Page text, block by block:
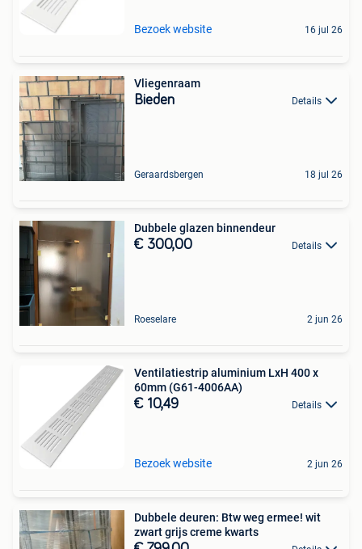
Bezoek website 16 jul 26
Vliegenraam
Bieden Details
Geraardsbergen 18 jul 26
Dubbele glazen binnendeur
€ 300,00 Details
Roeselare 2 jun 26
Ventilatiestrip aluminium LxH 400 x
60mm (G61-4006AA)
€ 10,49 Details
Bezoek website 2 jun 26
Dubbele deuren: Btw weg ermee! wit
zwart grijs creme kwarts